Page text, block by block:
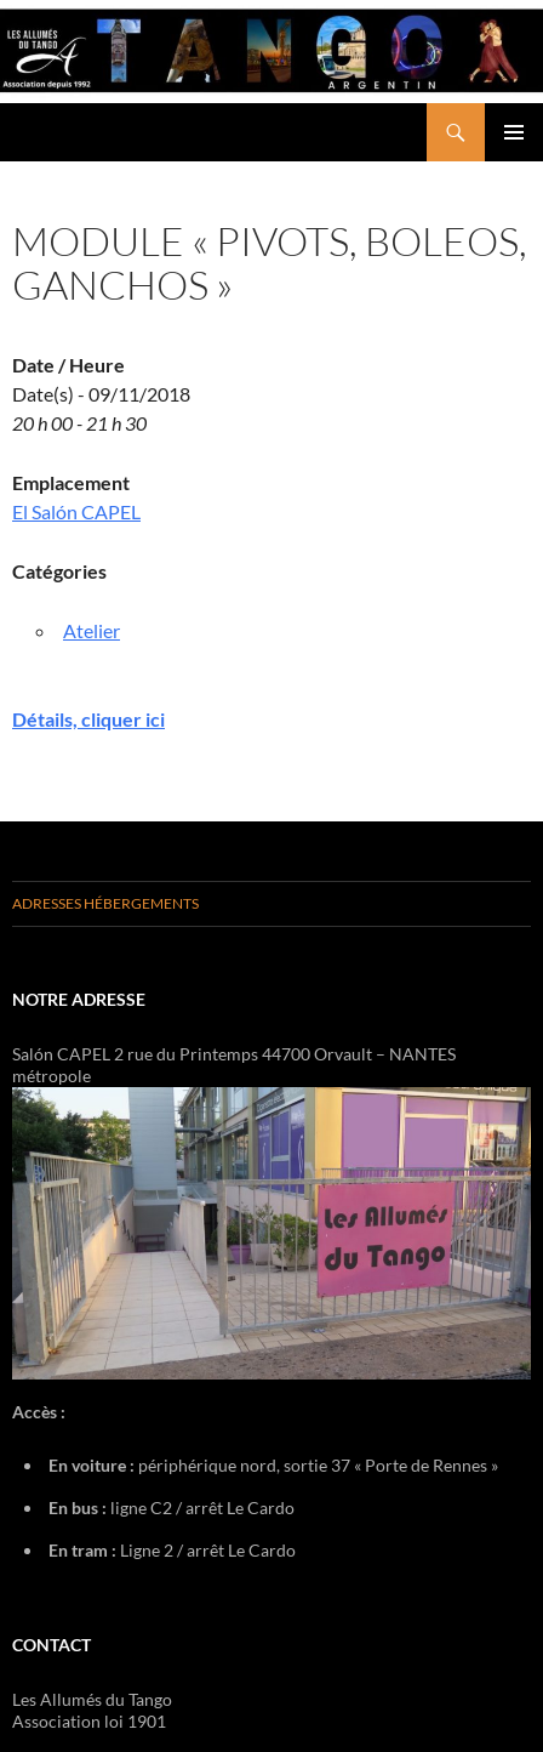
Aller
au
contenu
MODULE « PIVOTS, BOLEOS,
GANCHOS »
Date / Heure
Date(s) - 09/11/2018
20 h 00 - 21 h 30
Emplacement
El Salón CAPEL
Catégories
Atelier
Détails, cliquer ici
ADRESSES HÉBERGEMENTS
NOTRE ADRESSE
Salón CAPEL 2 rue du Printemps 44700 Orvault – NANTES
métropole
Accès :
En voiture : périphérique nord, sortie 37 « Porte de Rennes »
En bus : ligne C2 / arrêt Le Cardo
En tram : Ligne 2 / arrêt Le Cardo
CONTACT
Les Allumés du Tango
Association loi 1901